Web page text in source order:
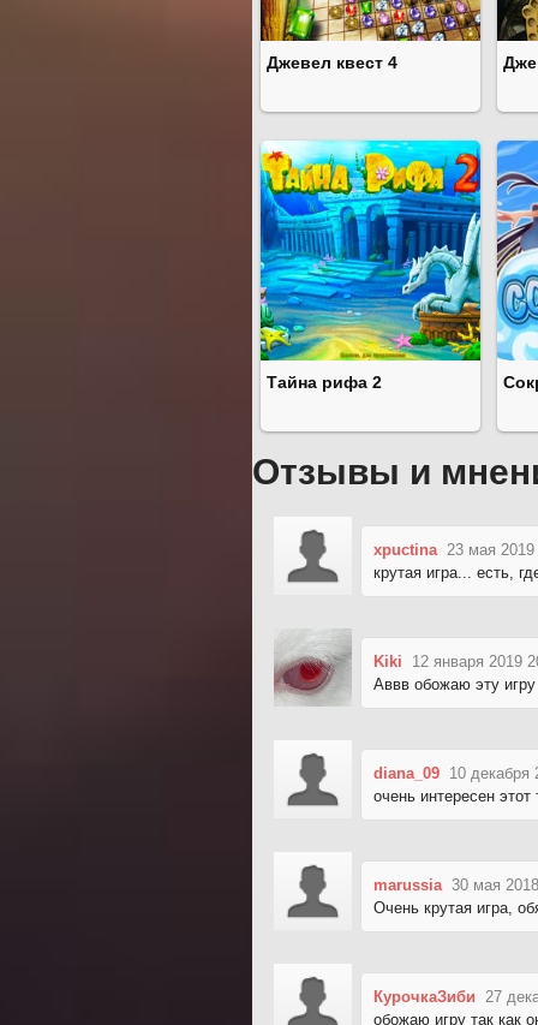
Джевел квест 4
Тайна рифа 2
Отзывы и
xpuctina 23 мая 2019
крутая игра... есть,
Kiki
12 января 2019
Аввв обожаю эту
diana_09 10 декабря
очень интересен этот
marussia 30 мая
Очень крутая игра,
КурочкаЗиби
27
обожаю игру так как